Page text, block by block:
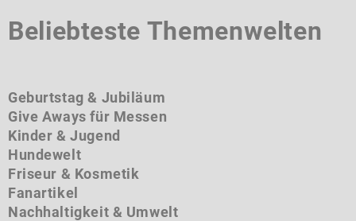
Beliebteste Themenwelten
Geburtstag & Jubiläum
Give Aways für Messen
Kinder & Jugend
Hundewelt
Friseur & Kosmetik
Fanartikel
Nachhaltigkeit & Umwelt